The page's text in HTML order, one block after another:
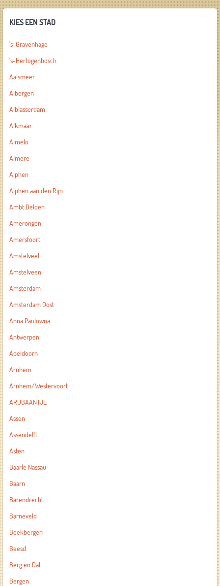
KIES EEN STAD
's-Gravenhage
's-Hertogenbosch
Aalsmeer
Albergen
Alblasserdam
Alkmaar
Almelo
Almere
Alphen
Alphen aan den Rijn
Ambt Delden
Amerongen
Amersfoort
Amstelveel
Amstelveen
Amsterdam
Amsterdam Oost
Anna Paulowna
Antwerpen
Apeldoorn
Arnhem
Arnhem/Westervoort
ARUBAANTJE
Assen
Assendelft
Asten
Baarle Nassau
Baarn
Barendrecht
Barneveld
Beekbergen
Beesd
Berg en Dal
Bergen